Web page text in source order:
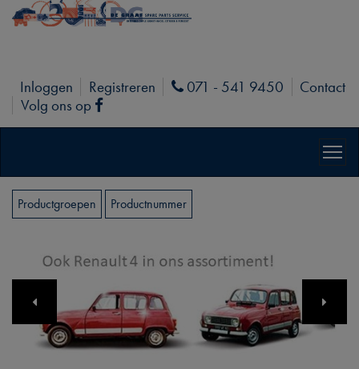
Inloggen Registreren Phone
071 - 541 9450
Contact
Volg ons op
Facebook
Productgroepen Productnummer